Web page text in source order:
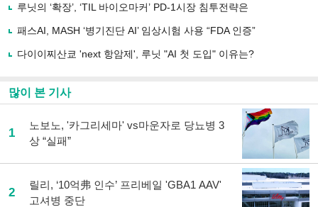
유
기
루닛의 ‘확장’, ‘TIL 바이오마커’ PD-1시장 침투전략은
패스AI, MASH ‘병기진단 AI’ 임상시험 사용 “FDA 인증”
다이이찌산쿄 'next 항암제', 루닛 "AI 첫 도입" 이유는?
많이 본 기사
1
노보노, '카그리세마' vs마운자로 당뇨병 3
상 “실패”
2
릴리, ‘10억弗 인수’ 프리베일 'GBA1 AAV'
고셔병 중단